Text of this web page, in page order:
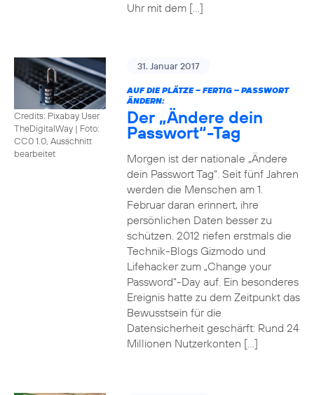
Uhr mit dem […]
Credits: Pixabay User
TheDigitalWay | Foto:
CC0 1.0, Ausschnitt
bearbeitet
31. Januar 2017
AUF DIE PLÄTZE – FERTIG – PASSWORT
ÄNDERN:
Der „Ändere dein
Passwort“-Tag
Morgen ist der nationale „Ändere
dein Passwort Tag“. Seit fünf Jahren
werden die Menschen am 1.
Februar daran erinnert, ihre
persönlichen Daten besser zu
schützen. 2012 riefen erstmals die
Technik-Blogs Gizmodo und
Lifehacker zum „Change your
Password“-Day auf. Ein besonderes
Ereignis hatte zu dem Zeitpunkt das
Bewusstsein für die
Datensicherheit geschärft: Rund 24
Millionen Nutzerkonten […]